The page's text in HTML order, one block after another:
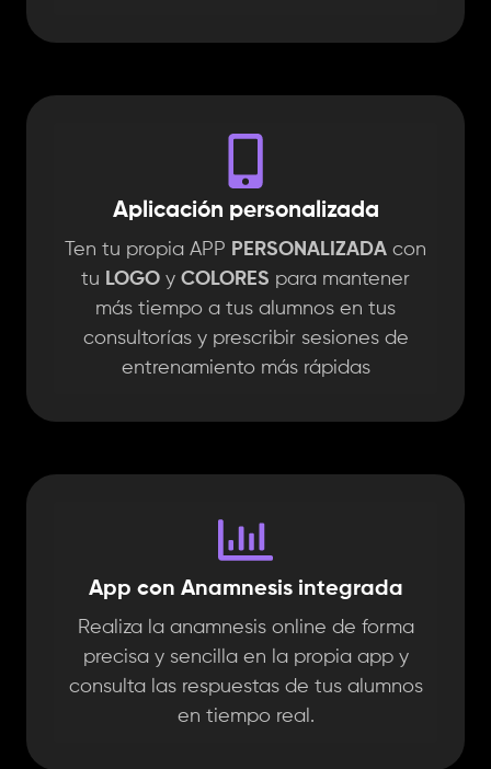
Aplicación personalizada
Ten tu propia APP PERSONALIZADA con
tu LOGO y COLORES para mantener
más tiempo a tus alumnos en tus
consultorías y prescribir sesiones de
entrenamiento más rápidas
App con Anamnesis integrada
Realiza la anamnesis online de forma
precisa y sencilla en la propia app y
consulta las respuestas de tus alumnos
en tiempo real.